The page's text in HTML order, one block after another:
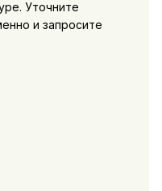
Уточните
и запросите